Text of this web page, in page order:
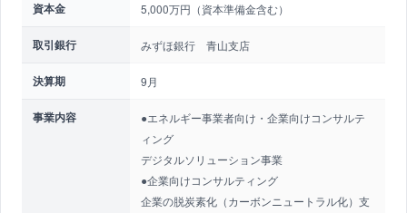
資本金 5,000万円（資本準備金含む）
取引銀行 みずほ銀行 青山支店
決算期 9月
事業内容
●エネルギー事業者向け・企業向けコンサルテ
ィング
デジタルソリューション事業
●企業向けコンサルティング
企業の脱炭素化（カーボンニュートラル化）支